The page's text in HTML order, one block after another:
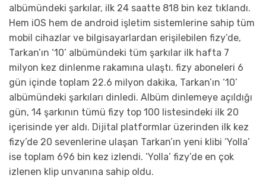
albümündeki şarkılar, ilk 24 saatte 818 bin kez tıklandı.
Hem iOS hem de android işletim sistemlerine sahip tüm
mobil cihazlar ve bilgisayarlardan erişilebilen fizy’de,
Tarkan’ın ‘10’ albümündeki tüm şarkılar ilk hafta 7
milyon kez dinlenme rakamına ulaştı. fizy aboneleri 6
gün içinde toplam 22.6 milyon dakika, Tarkan’ın ‘10’
albümündeki şarkıları dinledi. Albüm dinlemeye açıldığı
gün, 14 şarkının tümü fizy top 100 listesindeki ilk 20
içerisinde yer aldı. Dijital platformlar üzerinden ilk kez
fizy’de 20 sevenlerine ulaşan Tarkan’ın yeni klibi ‘Yolla’
ise toplam 696 bin kez izlendi. ‘Yolla’ fizy’de en çok
izlenen klip unvanına sahip oldu.